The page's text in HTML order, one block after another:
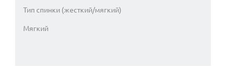
Тип спинки (жесткий/мягкий)
Мягкий